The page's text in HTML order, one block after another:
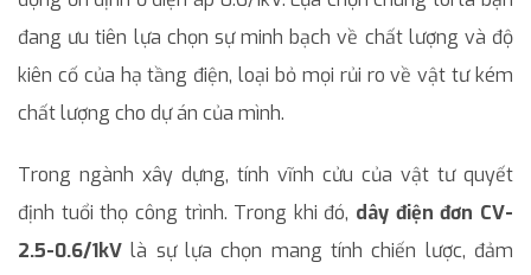
đang ưu tiên lựa chọn sự minh bạch về chất lượng và độ
kiên cố của hạ tầng điện, loại bỏ mọi rủi ro về vật tư kém
chất lượng cho dự án của mình.
Trong ngành xây dựng, tính vĩnh cửu của vật tư quyết
định tuổi thọ công trình. Trong khi đó, dây điện đơn CV-
2.5-0.6/1kV là sự lựa chọn mang tính chiến lược, đảm